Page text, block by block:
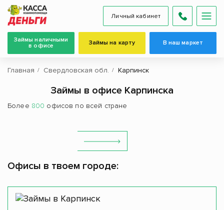
Личный кабинет
Займы наличными
в офисе
Займы на карту В наш маркет
Главная Свердловская обл. Карпинск
Займы в офисе Карпинска
Более 800 офисов по всей стране
Офисы в твоем городе: